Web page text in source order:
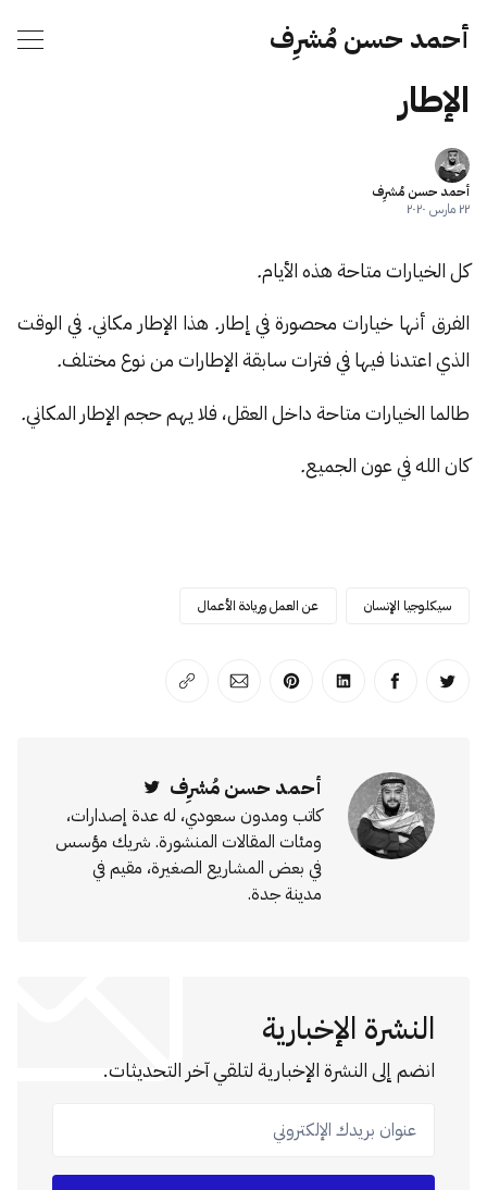
أحمد حسن مُشرِف
الإطار
أحمد حسن مُشرِف
٢٢ مارس ٢٠٢٠
كل الخيارات متاحة هذه الأيام.
الفرق أنها خيارات محصورة في إطار. هذا الإطار مكاني.في الوقت
الذي اعتدنا فيها في فترات سابقة الإطارات من نوع مختلف.
طالما الخيارات متاحة داخل العقل، فلا يهم حجم الإطار المكاني.
كان الله في عون الجميع.
سيكلوجيا الإنسان عن العمل وريادة الأعمال
انشر على تويترانشر على الفيسبوك
انشر على لينكد إن
انشر على بينترست
انشر على الإيميل
انسخ الرابط
أحمد حسن مُشرِف
كاتب ومدون سعودي، له عدة إصدارات،
ومئات المقالات المنشورة. شريك مؤسس
في بعض المشاريع الصغيرة، مقيم في
مدينة جدة.
النشرة الإخبارية
انضم إلى النشرة الإخبارية لتلقي آخر التحديثات.
عنوان بريدك الإلكتروني